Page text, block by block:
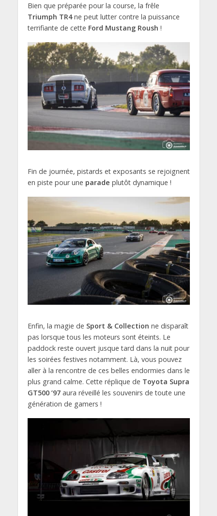
Bien que préparée pour la course, la frêle
Triumph TR4ne peut lutter contre la puissance
terrifiante de cette Ford Mustang Roush !
Fin de journée, pistards et exposants se rejoignent
en piste pour une parade plutôt dynamique !
Enfin, la magie de Sport & Collection ne disparaît
pas lorsque tous les moteurs sont éteints. Le
paddock reste ouvert jusque tard dans la nuit pour
les soirées festives notamment. Là, vous pouvez
aller à la rencontre de ces belles endormies dans le
plus grand calme. Cette réplique de Toyota Supra
GT500 ’97aura réveillé les souvenirs de toute une
génération de gamers !